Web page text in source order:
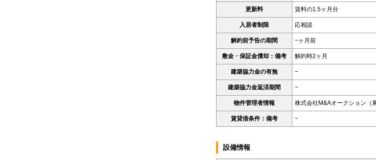
更新料 賃料の1.5ヶ月分
入居者制限 応相談
解約前予告の期間 −ヶ月前
敷金・保証金償却：備考 解約時2ヶ月
建築協力金の有無 −
建築協力金返済期間 −
物件管理者情報 株式会社M&Aオークション（
賃貸借条件：備考 −
設備情報